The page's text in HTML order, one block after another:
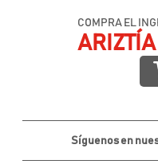
COMPRA EL
Síguenos en